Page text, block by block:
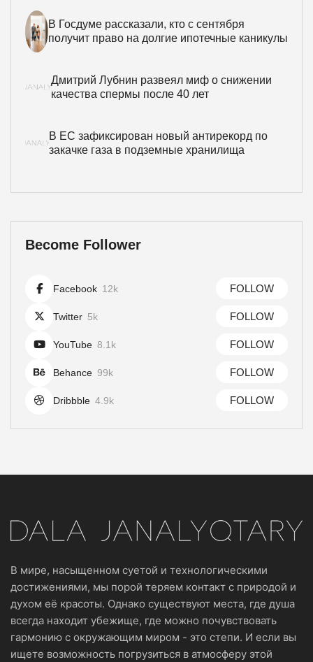
В Госдуме рассказали, кто с сентября
получит право на долгие ипотечные каникулы
Дмитрий Лубнин развеял миф о снижении
качества спермы после 40 лет
В ЕС зафиксирован новый антирекорд по
закачке газа в подземные хранилища
Become Follower
Facebook 12k FOLLOW
Twitter 5k FOLLOW
YouTube 8.1k FOLLOW
Behance 99k FOLLOW
Dribbble 4.9k FOLLOW
В мире, насыщенном суетой и технологическими
достижениями, мы порой теряем контакт с природой и
духом её красоты. Однако существуют места, где душа
всегда находит убежище, где можно почувствовать
гармонию с окружающим миром - это степи. И если вы
ищете возможность погрузиться в атмосферу этой